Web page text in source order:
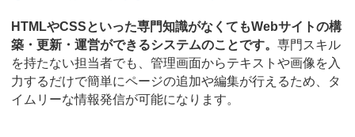
HTMLやCSSといった専門知識がなくてもWebサイトの構
築・更新・運営ができるシステムのことです。 専門スキル
を持たない担当者でも、管理画面からテキストや画像を入
力するだけで簡単にページの追加や編集が行えるため、タ
イムリーな情報発信が可能になります。